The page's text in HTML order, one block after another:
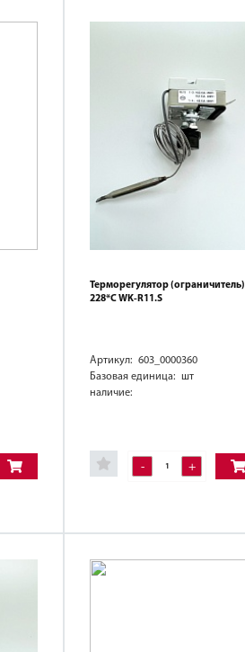
Терморегулятор (ограничитель)
228*C WK-R11.S
Артикул: 603_0000360
Базовая единица: шт
наличие:
- +